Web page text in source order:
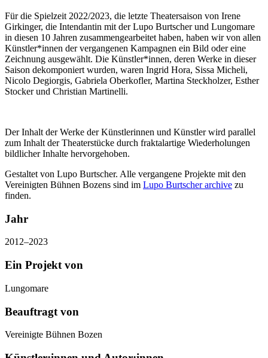
Für die Spielzeit 2022/2023, die letzte Theatersaison von Irene
Girkinger, die Intendantin mit der Lupo Burtscher und Lungomare
in diesen 10 Jahren zusammengearbeitet haben, haben wir von allen
Künstler*innen der vergangenen Kampagnen ein Bild oder eine
Zeichnung ausgewählt. Die Künstler*innen, deren Werke in dieser
Saison dekomponiert wurden, waren Ingrid Hora, Sissa Micheli,
Nicolo Degiorgis, Gabriela Oberkofler, Martina Steckholzer, Esther
Stocker und Christian Martinelli.
Der Inhalt der Werke der Künstlerinnen und Künstler wird parallel
zum Inhalt der Theaterstücke durch fraktalartige Wiederholungen
bildlicher Inhalte hervorgehoben.
Gestaltet von Lupo Burtscher. Alle vergangene Projekte mit den
Vereinigten Bühnen Bozens sind im Lupo Burtscher archive zu
finden.
Jahr
2012–2023
Ein Projekt von
Lungomare
Beauftragt von
Vereinigte Bühnen Bozen